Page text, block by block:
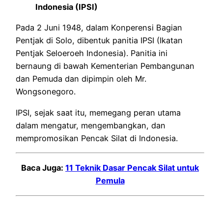
Indonesia (IPSI)
Pada 2 Juni 1948, dalam Konperensi Bagian
Pentjak di Solo, dibentuk panitia IPSI (Ikatan
Pentjak Seloeroeh Indonesia). Panitia ini
bernaung di bawah Kementerian Pembangunan
dan Pemuda dan dipimpin oleh Mr.
Wongsonegoro.
IPSI, sejak saat itu, memegang peran utama
dalam mengatur, mengembangkan, dan
mempromosikan Pencak Silat di Indonesia.
Baca Juga: 11 Teknik Dasar Pencak Silat untuk
Pemula